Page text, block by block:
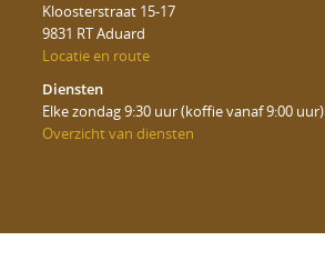
Kloosterstraat 15-17
9831 RT Aduard
Locatie en route
Diensten
Elke zondag 9:30 uur (koffie vanaf 9:00 uur)
Overzicht van diensten